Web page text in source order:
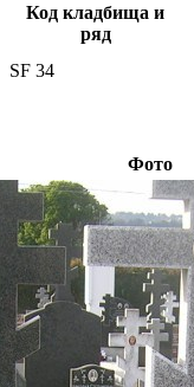
Код кладбища и
ряд
SF 34
Фото